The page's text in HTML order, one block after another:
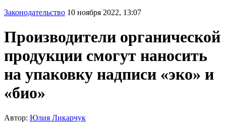
Законодательство 10 ноября 2022, 13:07
Производители органической
продукции смогут наносить
на упаковку надписи «эко» и
«био»
Автор: Юлия Ликарчук